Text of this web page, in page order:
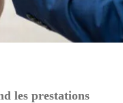
les prestations